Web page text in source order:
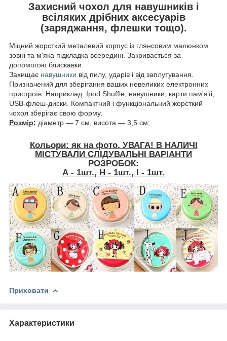
Захисний чохол для навушників і
всіляких дрібних аксесуарів
(заряджання, флешки тощо).
Міцний жорсткий металевий корпус із глянсовим малюнком
зовні та м'яка підкладка всередині. Закривається за
допомогою блискавки.
Захищає навушники від пилу, ударів і від заплутування.
Призначений для зберігання ваших невеликих електронних
пристроїв. Наприклад: Ipod Shuffle, навушники, карти пам'яті,
USB-флеш-диски. Компактний і функціональний жорсткий
чохол зберігає свою форму.
Розмір: діаметр — 7 см, висота — 3,5 см;
Кольори: як на фото. УВАГА! В НАЛИЧІ
МІСТУВАЛИ СЛІДУВАЛЬНІ ВАРІАНТИ
РОЗРОБОК:
А - 1шт., H - 1шт., I - 1шт.
Приховати
Характеристики